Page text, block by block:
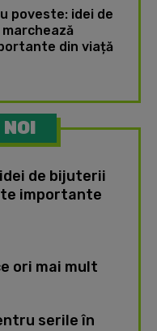
poveste: idei de
din viață
de bijuterii
importante
ori mai mult
serile în